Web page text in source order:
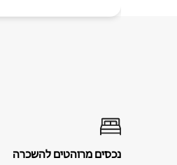
נכסים מרוהטים להשכרה